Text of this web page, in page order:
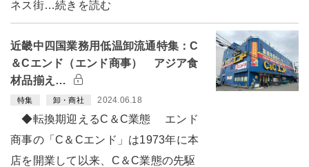
ネス街…続きを読む
近畿中四国業務用低温卸流通特集：C
＆Cエンド（エンド商事） アジア食
材品揃え…
特集 卸・商社 2024.06.18
◆転換期迎えるC＆C業態 エンド
商事の「C＆Cエンド」は1973年に本
店を開業して以来、C＆C業態の先駆